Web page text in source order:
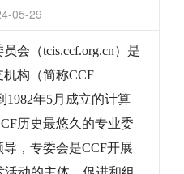
05-29
员会（tcis.ccf.org.cn）是
机构（简称CCF
1982年5月成立的计算
历史最悠久的专业委
导，专委会是CCF开展